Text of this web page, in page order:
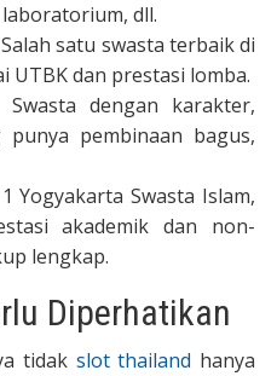
dll.
satu swasta terbaik di
UTBK dan prestasi lomba.
dengan karakter,
pembinaan bagus,
Yogyakarta Swasta Islam,
akademik dan non-
lengkap.
Diperhatikan
tidak slot thailand hanya